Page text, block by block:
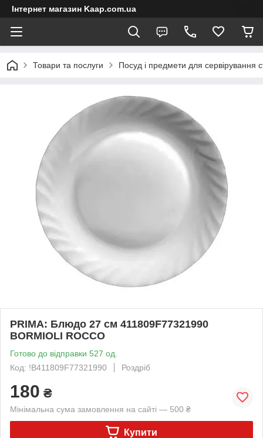
Інтернет магазин Kaap.com.ua
Товари та послуги Посуд і предмети для сервірування
PRIMA: Блюдо 27 см 411809F77321990
BORMIOLI ROCCO
Готово до відправки 527 од.
Код: !B411809F77321990
Роздріб
180 ₴
Мінімальна сума замовлення на сайті — 500 ₴
Купити